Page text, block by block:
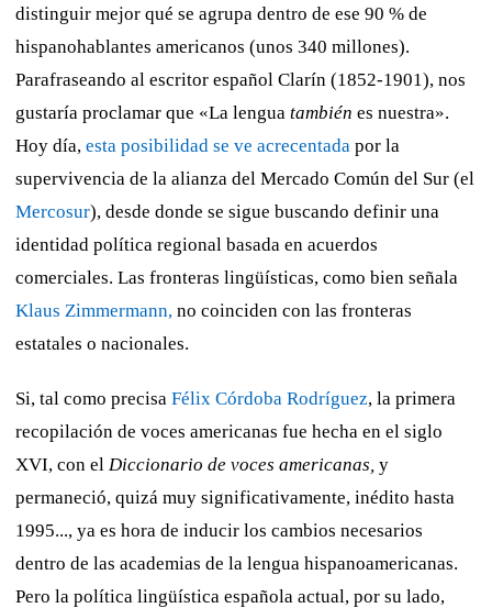
distinguir mejor qué se agrupa dentro de ese 90 % de
hispanohablantes americanos (unos 340 millones).
Parafraseando al escritor español Clarín (1852-1901), nos
gustaría proclamar que «La lengua también es nuestra».
Hoy día, esta posibilidad se ve acrecentada por la
supervivencia de la alianza del Mercado Común del Sur (el
Mercosur), desde donde se sigue buscando definir una
identidad política regional basada en acuerdos
comerciales. Las fronteras lingüísticas, como bien señala
Klaus Zimmermann, no coinciden con las fronteras
estatales o nacionales.
Si, tal como precisa Félix Córdoba Rodríguez, la primera
recopilación de voces americanas fue hecha en el siglo
XVI, con el Diccionario de voces americanas, y
permaneció, quizá muy significativamente, inédito hasta
1995..., ya es hora de inducir los cambios necesarios
dentro de las academias de la lengua hispanoamericanas.
Pero la política lingüística española actual, por su lado,